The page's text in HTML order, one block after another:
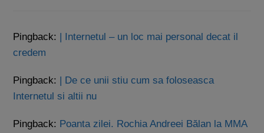
Pingback: | Internetul – un loc mai personal decat il
credem
Pingback: | De ce unii stiu cum sa foloseasca
Internetul si altii nu
Pingback: Poanta zilei. Rochia Andreei Bălan la MMA